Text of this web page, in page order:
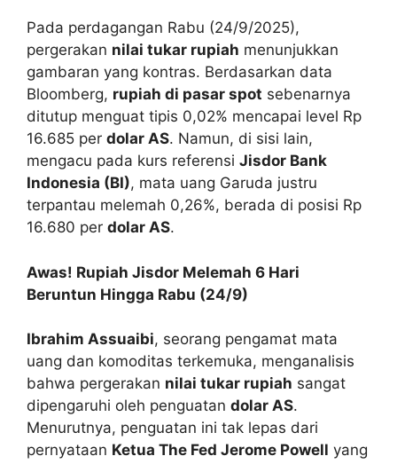
Pada perdagangan Rabu (24/9/2025),
pergerakan nilai tukar rupiah menunjukkan
gambaran yang kontras. Berdasarkan data
Bloomberg, rupiah di pasar spot sebenarnya
ditutup menguat tipis 0,02% mencapai level Rp
16.685 per dolar AS. Namun, di sisi lain,
mengacu pada kurs referensi Jisdor Bank
Indonesia (BI), mata uang Garuda justru
terpantau melemah 0,26%, berada di posisi Rp
16.680 per dolar AS.
Awas! Rupiah Jisdor Melemah 6 Hari
Beruntun Hingga Rabu (24/9)
Ibrahim Assuaibi, seorang pengamat mata
uang dan komoditas terkemuka, menganalisis
bahwa pergerakan nilai tukar rupiah sangat
dipengaruhi oleh penguatan dolar AS.
Menurutnya, penguatan ini tak lepas dari
pernyataan Ketua The Fed Jerome Powell yang